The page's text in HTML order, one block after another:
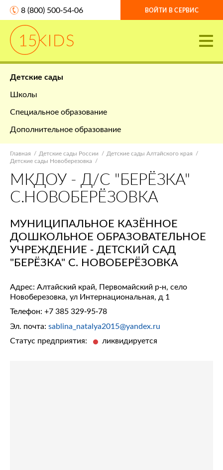
8 (800) 500-54-06 ВОЙТИ В СЕРВИС
Детские сады
Школы
Специальное образование
Дополнительное образование
Главная Детские сады России
Детские сады Алтайского края
Детские сады Новоберезовка
МКДОУ - Д/С "БЕРЁЗКА"
С.НОВОБЕРЁЗОВКА
МУНИЦИПАЛЬНОЕ КАЗЁННОЕ
ДОШКОЛЬНОЕ ОБРАЗОВАТЕЛЬНОЕ
УЧРЕЖДЕНИЕ - ДЕТСКИЙ САД
"БЕРЁЗКА" С. НОВОБЕРЁЗОВКА
Адрес: Алтайский край, Первомайский р-н, село
Новоберезовка, ул Интернациональная, д 1
Телефон: +7 385 329-95-78
Эл. почта: sablina_natalya2015@yandex.ru
Статус предприятия:
ликвидируется